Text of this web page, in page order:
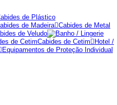
de Plástico
de Madeira Cabides de Metal
de Veludo
Cabides de Cetim
Hotel /
Equipamentos de Proteção Individual